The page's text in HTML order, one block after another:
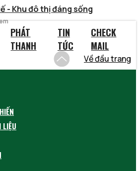
- Khu đô thị đáng sống
PHÁT
THANH
TIN
TỨC
CHECK
MAIL
Về đầu trang
LIỆU